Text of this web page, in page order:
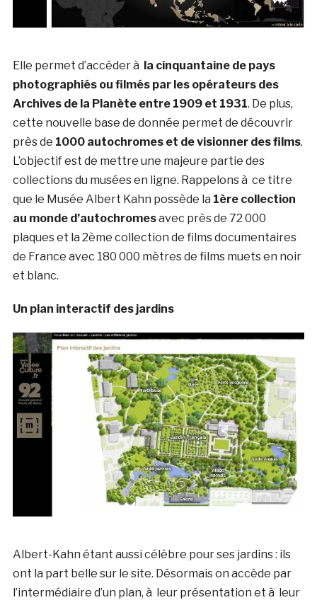
Elle permet d’accéder à
la cinquantaine de pays
photographiés ou filmés par les opérateurs des
Archives de la Planète entre 1909 et 1931. De plus,
cette nouvelle base de donnée permet de découvrir
près de 1000 autochromes et de visionner des films.
L’objectif est de mettre une majeure partie des
collections du musées en ligne. Rappelons à ce titre
que le Musée Albert Kahn possède la 1ère collection
au monde d’autochromesavec près de 72 000
plaques et la 2ème collection de films documentaires
de France avec 180 000 mètres de films muets en noir
et blanc.
Un plan interactif des jardins
Albert-Kahn étant aussi célèbre pour ses jardins : ils
ont la part belle sur le site. Désormais on accède par
l’intermédiaire d’un plan, à leur présentation et à leur